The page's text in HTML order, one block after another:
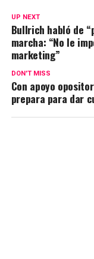
UP NEXT
Bullrich habló de
marcha: “No le
marketing”
DON'T MISS
Con apoyo
prepara para dar